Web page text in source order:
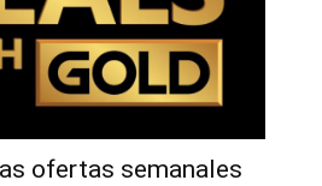
ofertas semanales